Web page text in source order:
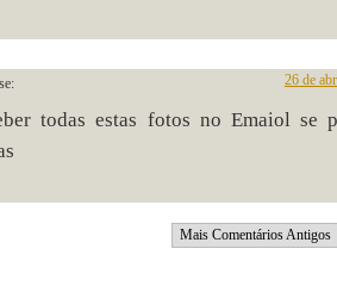
26 de
todas estas fotos no Emaiol se
Mais Comentários Antigos